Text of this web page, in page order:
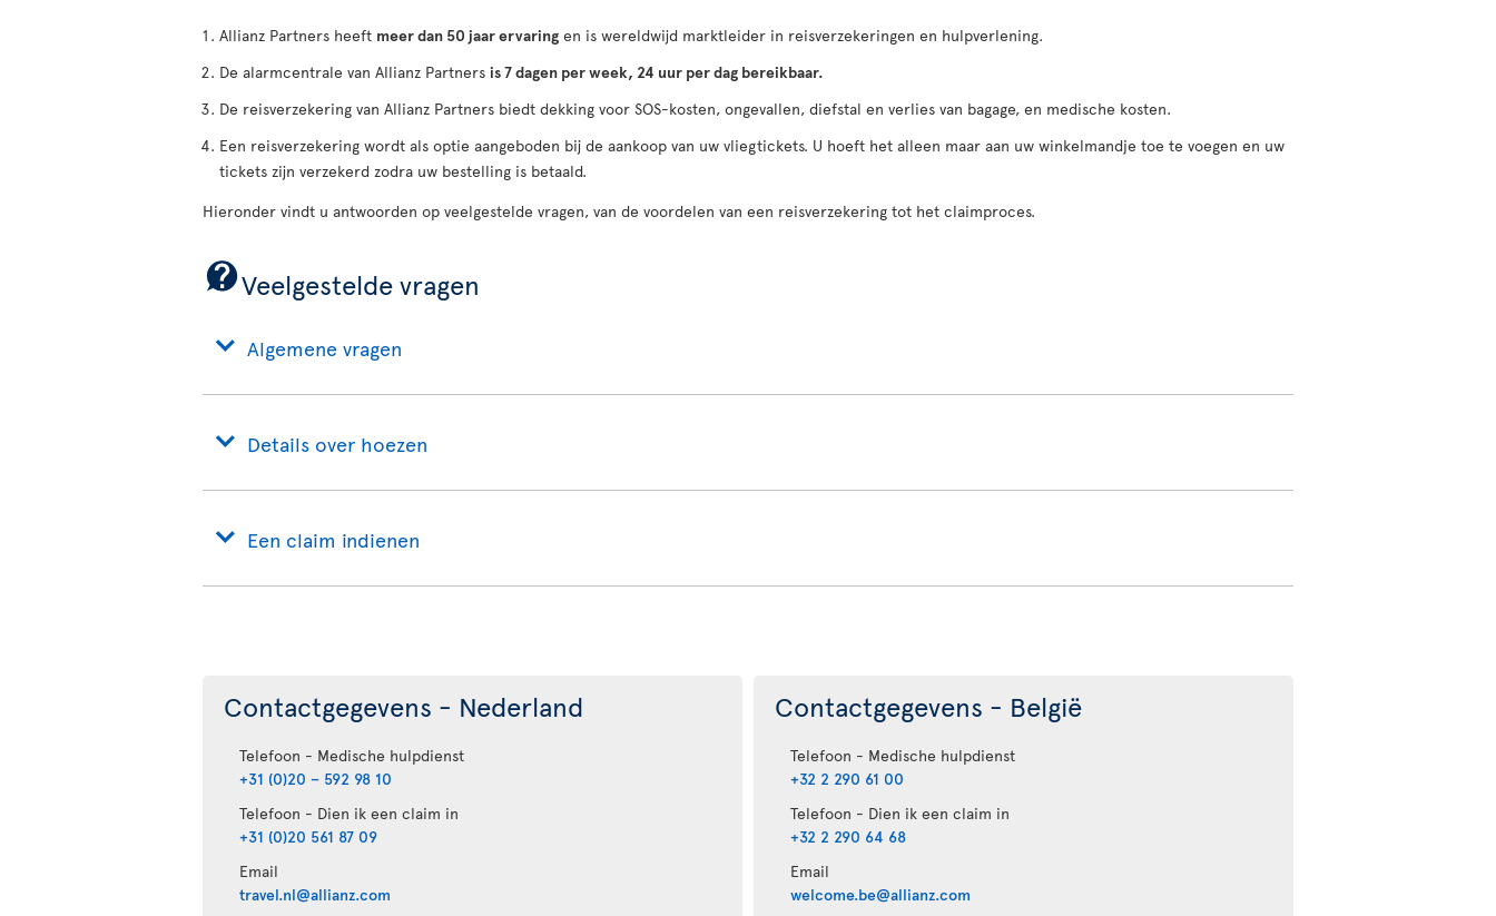
Allianz Partners heeft meer dan 50 jaar ervaring en is wereldwijd marktleider in reisverzekeringen en hulpverlening.
De alarmcentrale van Allianz Partners is 7 dagen per week, 24 uur per dag bereikbaar.
De reisverzekering van Allianz Partners biedt dekking voor SOS-kosten, ongevallen, diefstal en verlies van bagage, en medische kosten.
Een reisverzekering wordt als optie aangeboden bij de aankoop van uw vliegtickets. U hoeft het alleen maar aan uw winkelmandje toe te voegen en uw
tickets zijn verzekerd zodra uw bestelling is betaald.
Hieronder vindt u antwoorden op veelgestelde vragen, van de voordelen van een reisverzekering tot het claimproces.
Veelgestelde vragen
Algemene vragen
Details over hoezen
Een claim indienen
Contactgegevens - Nederland
Telefoon - Medische hulpdienst
+31 (0)20 – 592 98 10
Telefoon - Dien ik een claim in
+31 (0)20 561 87 09
Email
travel.nl@allianz.com
Contactgegevens - België
Telefoon - Medische hulpdienst
+32 2 290 61 00
Telefoon - Dien ik een claim in
+32 2 290 64 68
Email
welcome.be@allianz.com